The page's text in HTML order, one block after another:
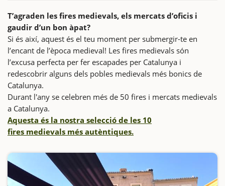
T’agraden les fires medievals, els mercats d’oficis i
gaudir d’un bon àpat?
Si és així, aquest és el teu moment per submergir-te en
l’encant de l’època medieval! Les fires medievals són
l’excusa perfecta per fer escapades per Catalunya i
redescobrir alguns dels pobles medievals més bonics de
Catalunya.
Durant l'any se celebren més de 50 fires i mercats medievals
a Catalunya.
Aquesta és la nostra selecció de les 10
fires medievals més autèntiques.